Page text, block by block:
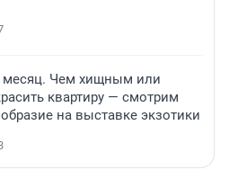
месяц. Чем хищным или
квартиру — смотрим
на выставке экзотики